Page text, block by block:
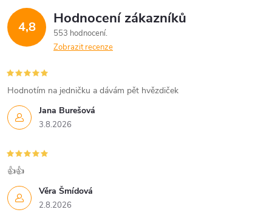
í
p
v
k
y
v
ý
p
v
á
n
4,8 Hodnocení zákazníků
553 hodnocení
Zobrazit recenze
Jana Burešová
3.8.2026
Hodnotím na jedničku a dávám pět hvězdiček
Věra Šmídová
2.8.2026
👍👍